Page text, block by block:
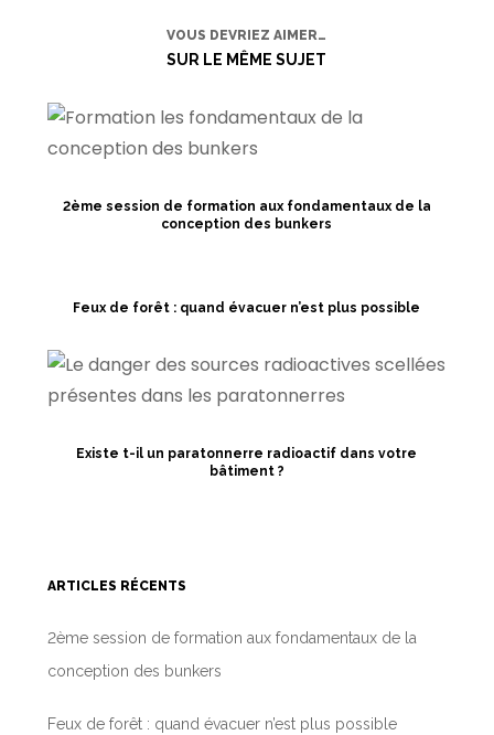
VOUS DEVRIEZ AIMER…
SUR LE MÊME SUJET
2ème session de formation aux fondamentaux de la
conception des bunkers
Feux de forêt : quand évacuer n’est plus possible
Existe t-il un paratonnerre radioactif dans votre
bâtiment ?
ARTICLES RÉCENTS
2ème session de formation aux fondamentaux de la
conception des bunkers
Feux de forêt : quand évacuer n’est plus possible